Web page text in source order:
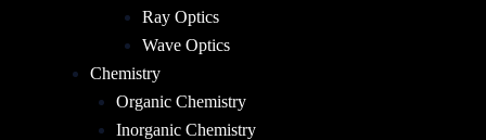
Ray Optics
Wave Optics
Chemistry
Organic Chemistry
Inorganic Chemistry